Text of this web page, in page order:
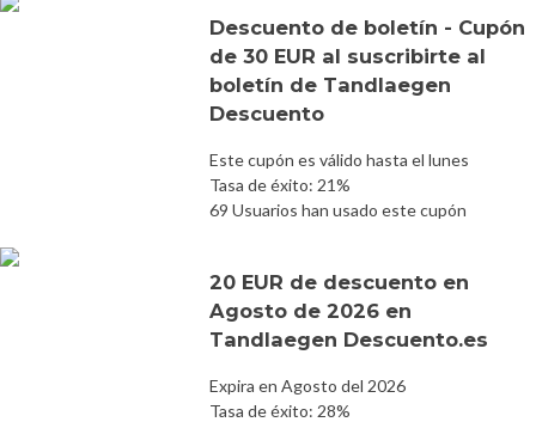
Descuento de boletín - Cupón
de 30 EUR al suscribirte al
boletín de Tandlaegen
Descuento
Este cupón es válido hasta el lunes
Tasa de éxito: 21%
69 Usuarios han usado este cupón
20 EUR de descuento en
Agosto de 2026 en
Tandlaegen Descuento.es
Expira en Agosto del 2026
Tasa de éxito: 28%